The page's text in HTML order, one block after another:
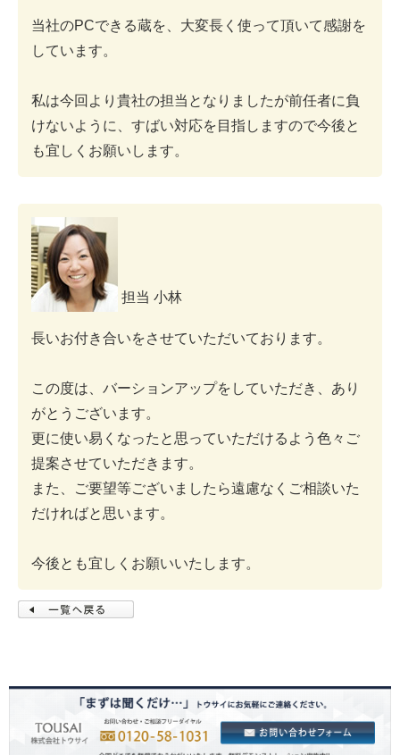
当社のPCできる蔵を、大変長く使って頂いて感謝を
しています。
私は今回より貴社の担当となりましたが前任者に負
けないように、すばい対応を目指しますので今後と
も宜しくお願いします。
担当 小林
長いお付き合いをさせていただいております。
この度は、バーションアップをしていただき、あり
がとうございます。
更に使い易くなったと思っていただけるよう色々ご
提案させていただきます。
また、ご要望等ございましたら遠慮なくご相談いた
だければと思います。
今後とも宜しくお願いいたします。